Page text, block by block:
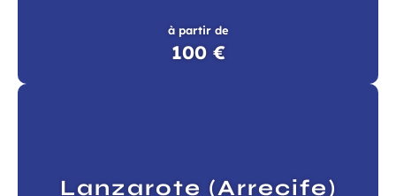
à partir de
100 €
Lanzarote (Arrecife)